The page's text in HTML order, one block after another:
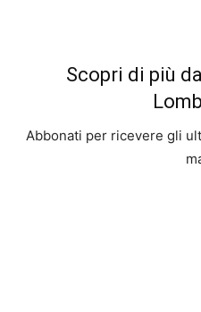
Scopri di più
Abbonati per ricevere gli